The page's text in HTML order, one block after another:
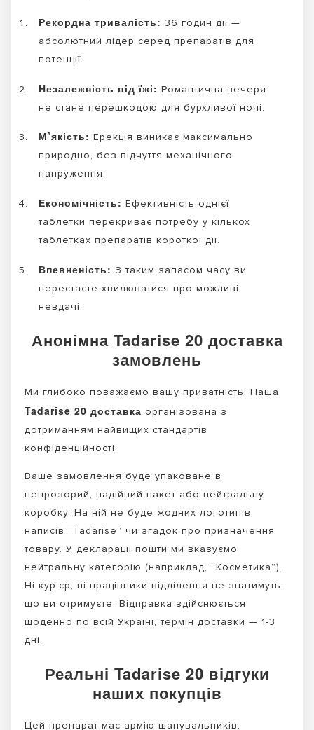
Рекордна тривалість: 36 годин дії —
абсолютний лідер серед препаратів для
потенції.
Незалежність від їжі: Романтична вечеря
не стане перешкодою для бурхливої ночі.
М’якість: Ерекція виникає максимально
природно, без відчуття механічного
напруження.
Економічність: Ефективність однієї
таблетки перекриває потребу у кількох
таблетках препаратів короткої дії.
Впевненість: З таким запасом часу ви
перестаєте хвилюватися про можливі
невдачі.
Анонімна Tadarise 20 доставка
замовлень
Ми глибоко поважаємо вашу приватність. Наша
Tadarise 20 доставка організована з
дотриманням найвищих стандартів
конфіденційності.
Ваше замовлення буде упаковане в
непрозорий, надійний пакет або нейтральну
коробку. На ній не буде жодних логотипів,
написів “Tadarise” чи згадок про призначення
товару. У декларації пошти ми вказуємо
нейтральну категорію (наприклад, “Косметика”).
Ні кур’єр, ні працівники відділення не знатимуть,
що ви отримуєте. Відправка здійснюється
щоденно по всій Україні, термін доставки — 1-3
дні.
Реальні Tadarise 20 відгуки
наших покупців
Цей препарат має армію шанувальників.